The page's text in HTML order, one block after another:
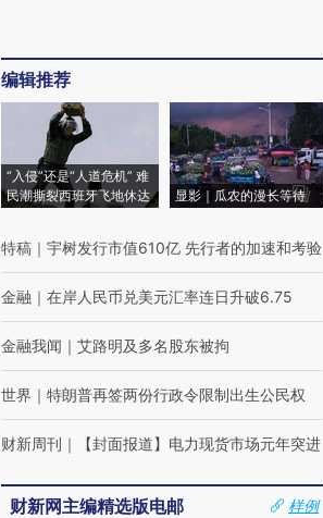
编辑推荐
“入侵”还是“人道危机” 难
民潮撕裂西班牙飞地休达
显影｜瓜农的漫长等待
特稿 ｜ 宇树发行市值610亿 先行者的加速和考验
金融 ｜ 在岸人民币兑美元汇率连日升破6.75
金融我闻 ｜ 艾路明及多名股东被拘
世界 ｜ 特朗普再签两份行政令限制出生公民权
财新周刊 ｜ 【封面报道】电力现货市场元年突进
财新网主编精选版电邮
样例